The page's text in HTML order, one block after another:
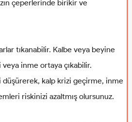
çeperlerinde birikir ve
tıkanabilir. Kalbe veya beyine
inme ortaya çıkabilir.
düşürerek, kalp krizi geçirme, inme
riskinizi azaltmış olursunuz.